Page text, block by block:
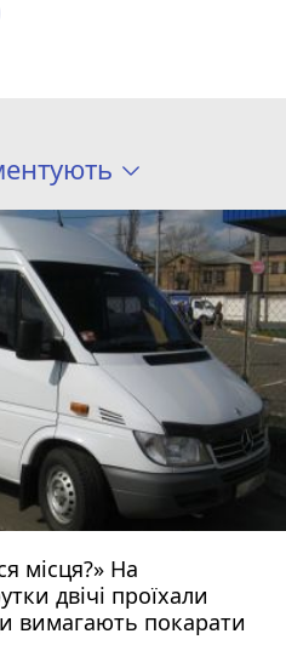
місця?» На
двічі проїхали
вимагають покарати